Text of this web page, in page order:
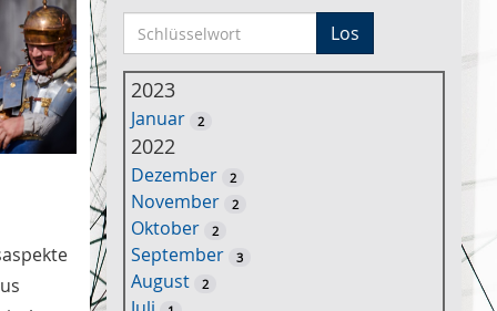
c
h
ü
w
o
Los
2023
Januar 2
2022
Dezember 2
November 2
Oktober 2
September 3
August 2